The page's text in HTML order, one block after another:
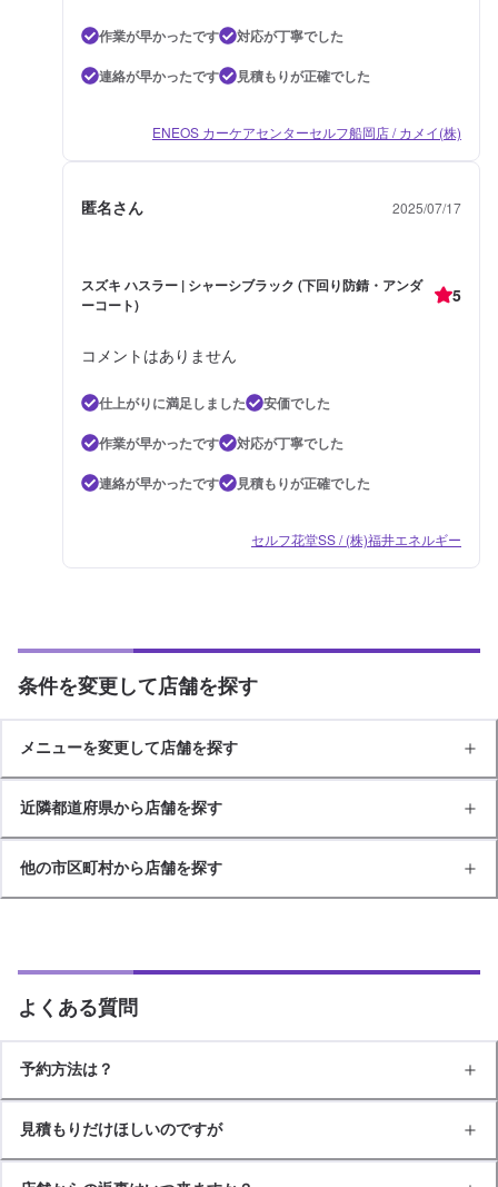
作業が早かったです
対応が丁寧でした
連絡が早かったです
見積もりが正確でした
ENEOS カーケアセンターセルフ船岡店 / カメイ(株)
匿名さん 2025/07/17
スズキ ハスラー | シャーシブラック (下回り防錆・アンダ
ーコート)
5
コメントはありません
仕上がりに満足しました
安価でした
作業が早かったです
対応が丁寧でした
連絡が早かったです
見積もりが正確でした
セルフ花堂SS / (株)福井エネルギー
条件を変更して店舗を探す
メニューを変更して店舗を探す
近隣都道府県から店舗を探す
他の市区町村から店舗を探す
よくある質問
予約方法は？
見積もりだけほしいのですが